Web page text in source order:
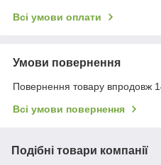
Всі умови оплати
Умови повернення
Повернення товару впродовж
Всі умови повернення
Подібні товари компанії